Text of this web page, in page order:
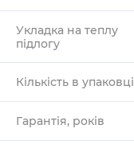
Укладка на теплу
підлогу
Кількість в упаковці
Гарантія, років